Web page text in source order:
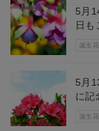
誕生花
5月
日も
誕生花
5月
に記